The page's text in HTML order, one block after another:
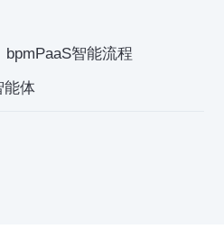
bpmPaaS智能流程
能体